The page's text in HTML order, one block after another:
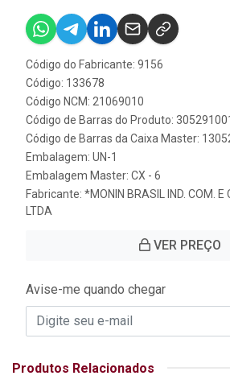
Código do Fabricante: 9156
Código: 133678
Código NCM: 21069010
Código de Barras do Produto:
Código de Barras da Caixa Master:
Embalagem: UN-1
Embalagem Master: CX - 6
Fabricante: *MONIN BRASIL IND. COM. E
LTDA
VER PREÇO
Avise-me quando chegar
Produtos Relacionados